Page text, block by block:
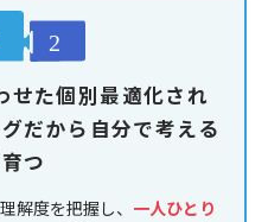
せた個別最適化され
だから自分で考える
つ
解度を把握し、 一人ひとり